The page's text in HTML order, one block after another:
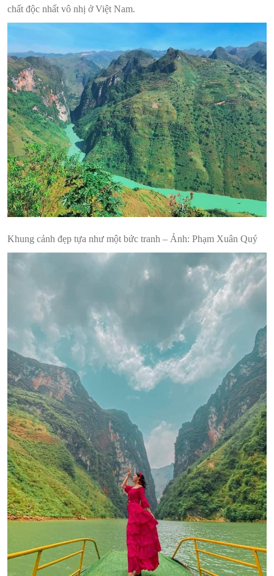
chất độc nhất vô nhị ở Việt Nam.
Khung cảnh đẹp tựa như một bức tranh – Ảnh: Phạm Xuân Quý